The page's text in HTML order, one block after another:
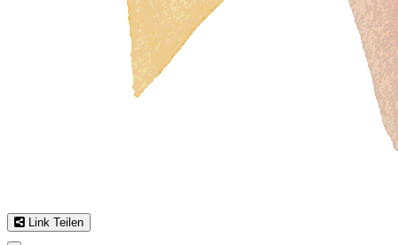
Link Teilen